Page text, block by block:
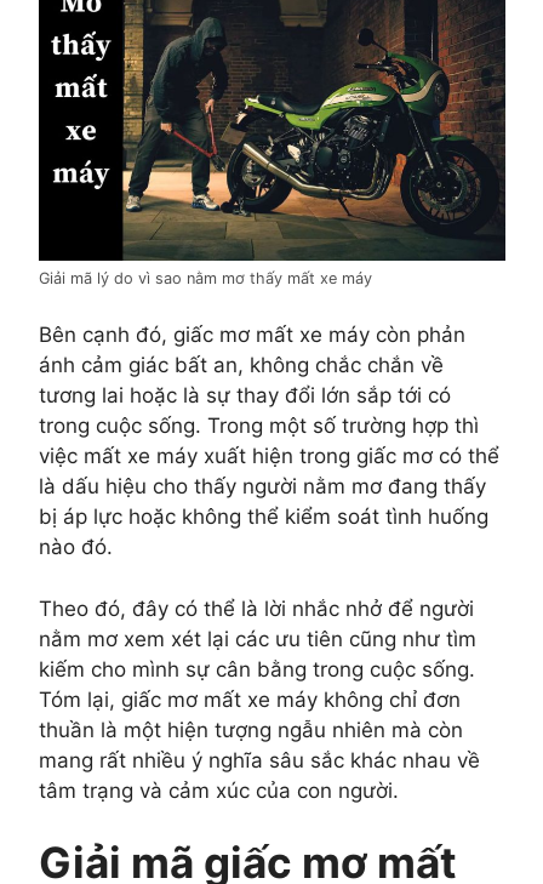
Giải mã lý do vì sao nằm mơ thấy mất xe máy
Bên cạnh đó, giấc mơ mất xe máy còn phản
ánh cảm giác bất an, không chắc chắn về
tương lai hoặc là sự thay đổi lớn sắp tới có
trong cuộc sống. Trong một số trường hợp thì
việc mất xe máy xuất hiện trong giấc mơ có thể
là dấu hiệu cho thấy người nằm mơ đang thấy
bị áp lực hoặc không thể kiểm soát tình huống
nào đó.
Theo đó, đây có thể là lời nhắc nhở để người
nằm mơ xem xét lại các ưu tiên cũng như tìm
kiếm cho mình sự cân bằng trong cuộc sống.
Tóm lại, giấc mơ mất xe máy không chỉ đơn
thuần là một hiện tượng ngẫu nhiên mà còn
mang rất nhiều ý nghĩa sâu sắc khác nhau về
tâm trạng và cảm xúc của con người.
Giải mã giấc mơ mất